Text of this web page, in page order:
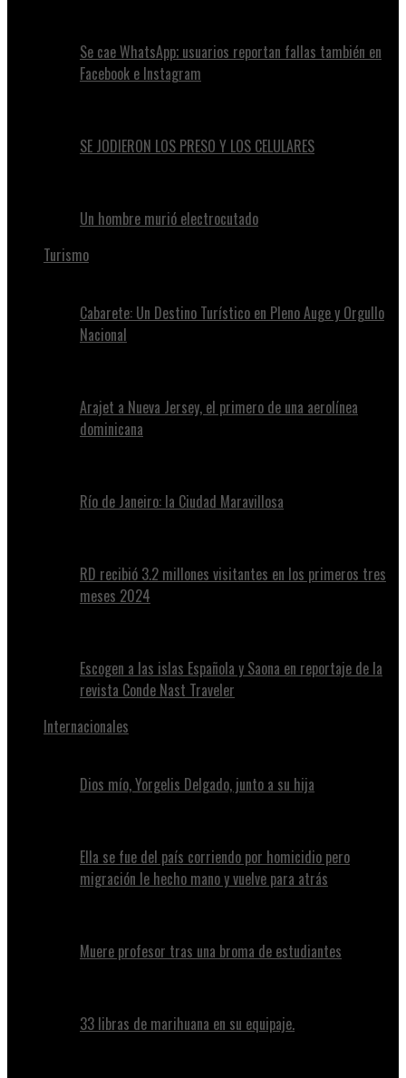
Se cae WhatsApp; usuarios reportan fallas también en
Facebook e Instagram
SE JODIERON LOS PRESO Y LOS CELULARES
Un hombre murió electrocutado
Turismo
Cabarete: Un Destino Turístico en Pleno Auge y Orgullo
Nacional
Arajet a Nueva Jersey, el primero de una aerolínea
dominicana
Río de Janeiro: la Ciudad Maravillosa
RD recibió 3.2 millones visitantes en los primeros tres
meses 2024
Escogen a las islas Española y Saona en reportaje de la
revista Conde Nast Traveler
Internacionales
Dios mío, Yorgelis Delgado, junto a su hija
Ella se fue del país corriendo por homicidio pero
migración le hecho mano y vuelve para atrás
Muere profesor tras una broma de estudiantes
33 libras de marihuana en su equipaje.